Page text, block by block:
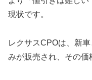
現状です。
レクサスCPOは、新
みが販売され、その価